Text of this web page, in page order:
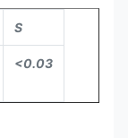
S
<0.03